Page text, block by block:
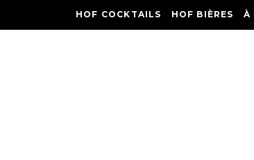
HOF COCKTAILS HOF BIÈRES À